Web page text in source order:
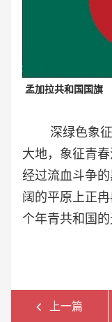
孟加拉共和国国旗
深绿色象征
大地，象征青
经过流血斗争
阔的平原上正
个年青共和国的
上一篇